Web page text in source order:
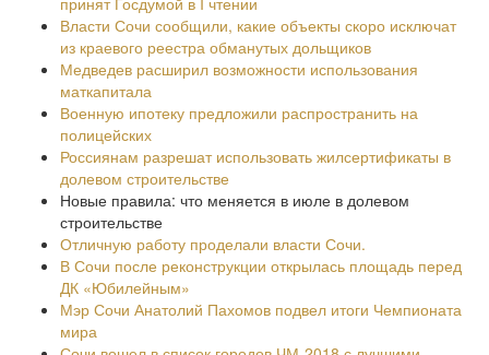
Власти Сочи сообщили, какие объекты скоро исключат
из краевого реестра обманутых дольщиков
Медведев расширил возможности использования
маткапитала
Военную ипотеку предложили распространить на
полицейских
Россиянам разрешат использовать жилсертификаты в
долевом строительстве
Новые правила: что меняется в июле в долевом
строительстве
Отличную работу проделали власти Сочи.
В Сочи после реконструкции открылась площадь перед
ДК «Юбилейным»
Мэр Сочи Анатолий Пахомов подвел итоги Чемпионата
мира